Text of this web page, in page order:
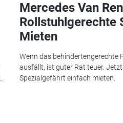
Mercedes Van
Rollstuhlgerechte
Mieten
Wenn das behindertengerechte
ausfällt, ist guter Rat teuer.
Spezialgefährt einfach mieten.